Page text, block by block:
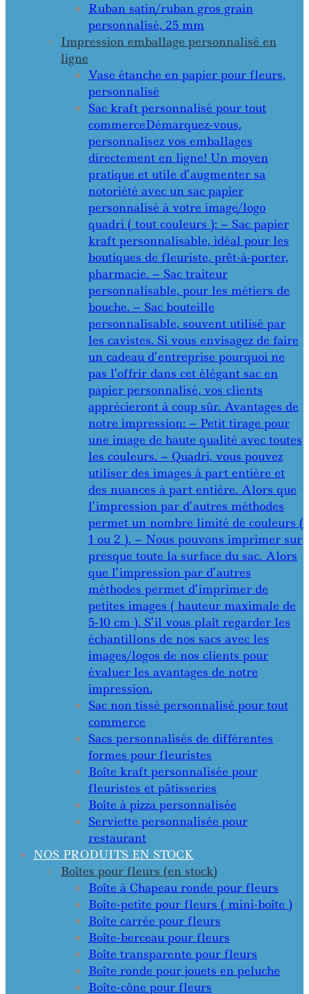
Ruban satin/ruban gros grain
personnalisé, 25 mm
Impression emballage personnalisé en
ligne
Vase étanche en papier pour fleurs,
personnalisé
Sac kraft personnalisé pour tout
commerceDémarquez-vous,
personnalisez vos emballages
directement en ligne! Un moyen
pratique et utile d’augmenter sa
notoriété avec un sac papier
personnalisé à votre image/logo
quadri ( tout couleurs ): – Sac papier
kraft personnalisable, idéal pour les
boutiques de fleuriste, prêt-à-porter,
pharmacie. – Sac traiteur
personnalisable, pour les métiers de
bouche. – Sac bouteille
personnalisable, souvent utilisé par
les cavistes. Si vous envisagez de faire
un cadeau d’entreprise pourquoi ne
pas l’offrir dans cet élégant sac en
papier personnalisé, vos clients
apprécieront à coup sûr. Avantages de
notre impression: – Petit tirage pour
une image de haute qualité avec toutes
les couleurs. – Quadri, vous pouvez
utiliser des images à part entière et
des nuances à part entière. Alors que
l’impression par d’autres méthodes
permet un nombre limité de couleurs (
1 ou 2 ). – Nous pouvons imprimer sur
presque toute la surface du sac. Alors
que l’impression par d’autres
méthodes permet d’imprimer de
petites images ( hauteur maximale de
5-10 cm ). S’il vous plaît regarder les
échantillons de nos sacs avec les
images/logos de nos clients pour
évaluer les avantages de notre
impression.
Sac non tissé personnalisé pour tout
commerce
Sacs personnalisés de différentes
formes pour fleuristes
Boîte kraft personnalisée pour
fleuristes et pâtisseries
Boîte à pizza personnalisée
Serviette personnalisée pour
restaurant
NOS PRODUITS EN STOCK
Boîtes pour fleurs (en stock)
Boîte à Chapeau ronde pour fleurs
Boîte-petite pour fleurs ( mini-boîte )
Boîte carrée pour fleurs
Boîte-berceau pour fleurs
Boîte transparente pour fleurs
Boîte ronde pour jouets en peluche
Boîte-cône pour fleurs